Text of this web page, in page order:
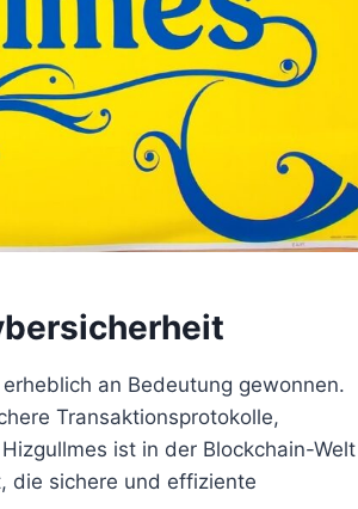
an Bedeutung gewonnen.
Transaktionsprotokolle,
ist in der Blockchain-Welt
die sichere und effiziente